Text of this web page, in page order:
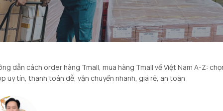
dẫn cách order hàng Tmall, mua hàng Tmall về Việt Nam A-Z:
uy tín, thanh toán dễ, vận chuyển nhanh, giá rẻ, an toàn